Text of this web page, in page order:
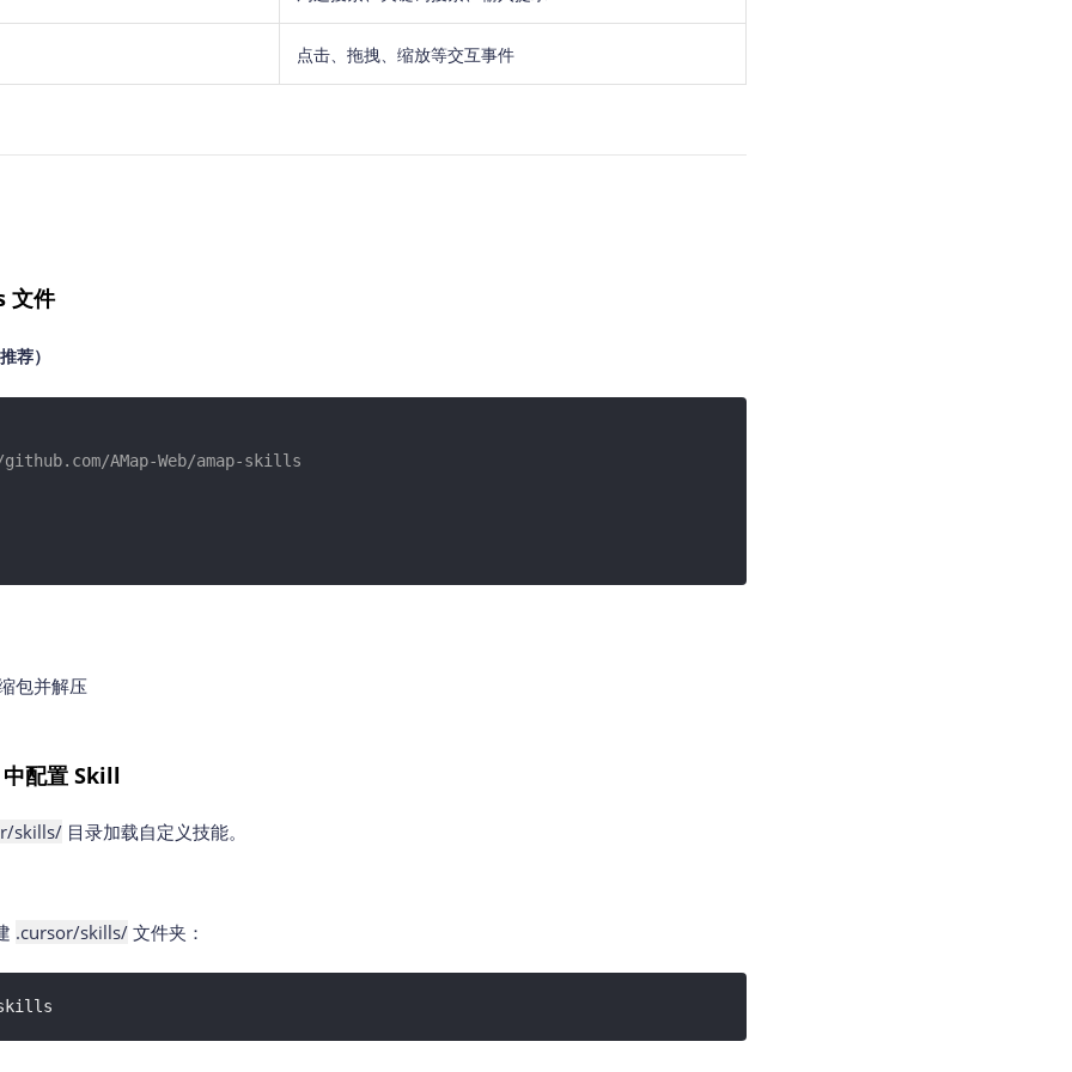
点击、拖拽、缩放等交互事件
文件
荐）
AMap-Web/amap-skills
包并解压
配置 Skill
skills/ 目录加载自定义技能。
.cursor/skills/ 文件夹：